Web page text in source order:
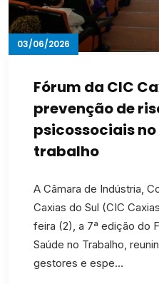
03/06/2026
Fórum da CIC
prevenção de
psicossociais
trabalho
A Câmara de Indústria,
Caxias do Sul (CIC
feira (2), a 7ª edição do
Saúde no Trabalho,
gestores e espe…